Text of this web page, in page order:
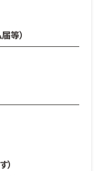
等）
）